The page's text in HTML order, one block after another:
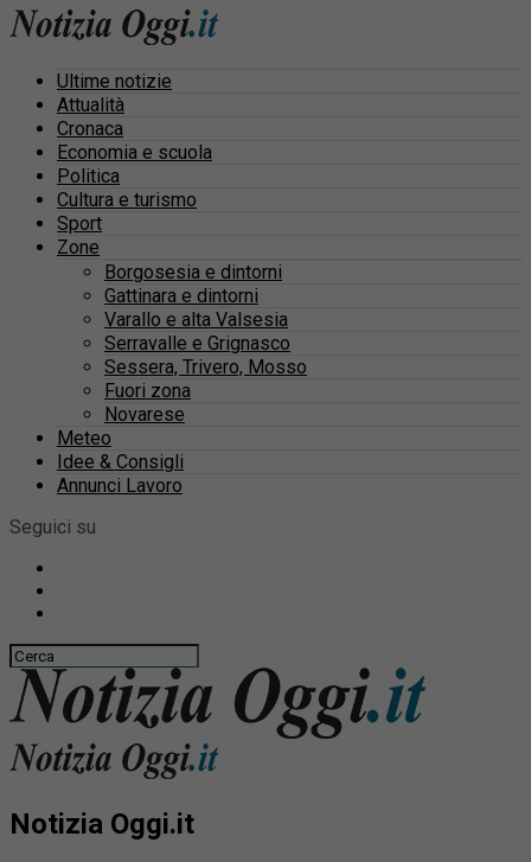
Ultime notizie
Attualità
Cronaca
Economia e scuola
Politica
Cultura e turismo
Sport
Zone
Borgosesia e dintorni
Gattinara e dintorni
Varallo e alta Valsesia
Serravalle e Grignasco
Sessera, Trivero, Mosso
Fuori zona
Novarese
Meteo
Idee & Consigli
Annunci Lavoro
Seguici su
Notizia Oggi.it